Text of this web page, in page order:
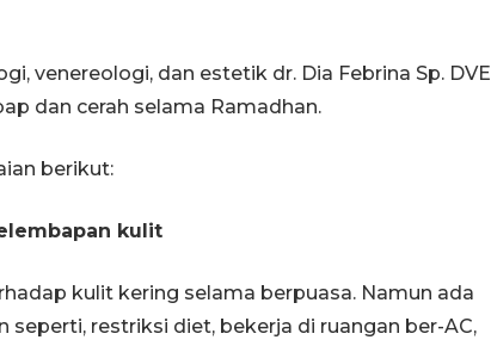
venereologi, dan estetik dr. Dia Febrina Sp. DVE
dan cerah selama Ramadhan.
berikut:
kulit
kulit kering selama berpuasa. Namun ada
restriksi diet, bekerja di ruangan ber-AC,